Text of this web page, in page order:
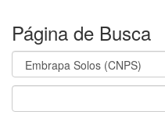
Página de Busca